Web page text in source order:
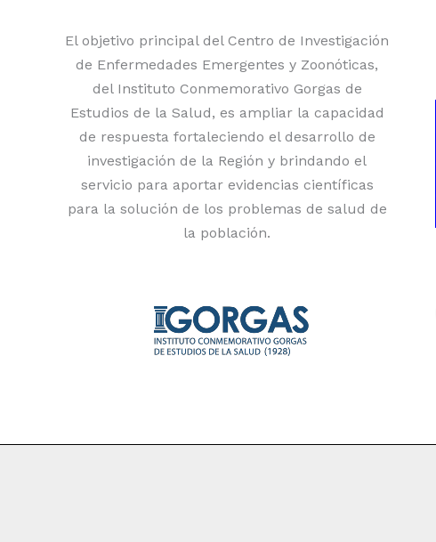
El objetivo principal del Centro de Investigación
de Enfermedades Emergentes y Zoonóticas,
del Instituto Conmemorativo Gorgas de
Estudios de la Salud, es ampliar la capacidad
de respuesta fortaleciendo el desarrollo de
investigación de la Región y brindando el
servicio para aportar evidencias científicas
para la solución de los problemas de salud de
la población.